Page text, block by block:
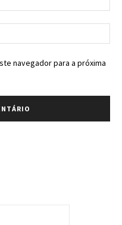
navegador para a próxima